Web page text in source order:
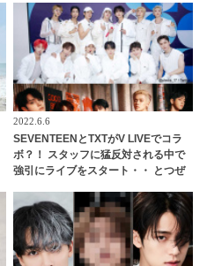
2022.6.6
SEVENTEENとTXTがV LIVEでコラ
ボ？！ スタッフに猛反対される中で
強引にライブをスタート・・ とつぜ
トのファンが大興奮